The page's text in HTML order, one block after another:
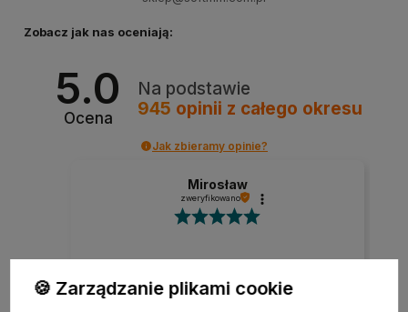
Zobacz jak nas oceniają:
5.0
Ocena
Na podstawie
945 opinii z całego okresu
Jak zbieramy opinie?
Mirosław
zweryfikowano
Szybka realizacja zamówienia.
🍪 Zarządzanie plikami cookie